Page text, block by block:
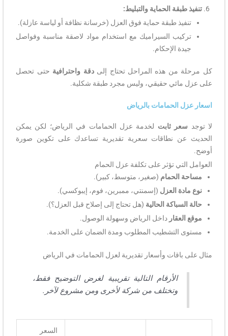
تنفيذ طبقة الحماية والتبليط:
تنفيذ طبقة حماية فوق العزل (خرسانة نظافة أو لياسة عازلة).
تركيب السيراميك مع استخدام مواد لاصقة مناسبة وفواصل
جيدة الإحكام.
كل مرحلة من هذه المراحل تحتاج إلىدقة واحترافية حتى تحصل
على عزل مائي حقيقي، وليس مجرد طبقة شكلية.
اسعار عزل الحمامات بالرياض
لا توجد سعر ثابت لخدمة عزل الحمامات في الرياض؛ لكن يمكن
الحديث عن نطاقات سعرية تقديرية تساعدك على تكوين صورة
أوضح.
العوامل التي تؤثر على تكلفة عزل الحمام
مساحة الحمام (صغير، متوسط، كبير).
نوع مادة العزل (إسمنتي، ممبرين، فوم، إيبوكسي).
حالة السباكة الحالية (هل تحتاج إلى إصلاح قبل العزل؟).
موقع العقار داخل الرياض وسهولة الوصول.
مستوى التشطيب المطلوب ومدة الضمان على الخدمة.
مثال على باقات وأسعار تقديرية لعزل الحمامات في الرياض
الأرقام التالية تقريبية لغرض التوضيح فقط،
وتختلف من شركة لأخرى ومن مشروع لآخر.
السعر